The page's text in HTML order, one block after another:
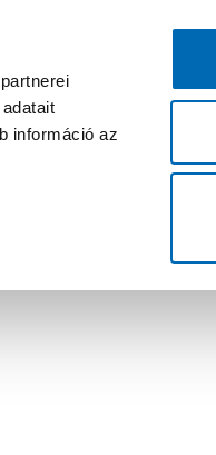
információ az